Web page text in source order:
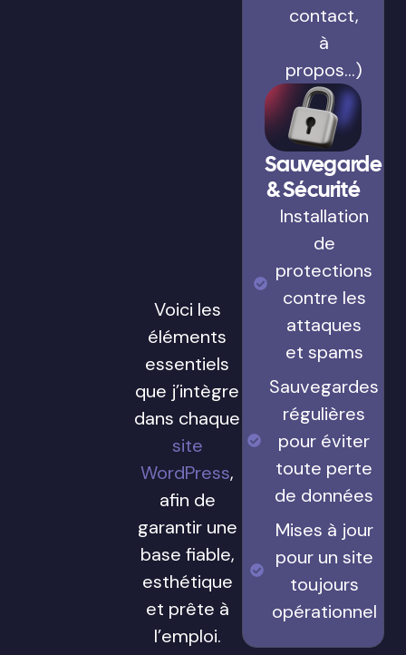
Voici les
éléments
essentiels
que j’intègre
dans chaque
site
WordPress,
afin de
garantir une
base fiable,
esthétique
et prête à
l’emploi.
contact,
à
propos…)
Sauvegarde
& Sécurité
Installation
de
protections
contre les
attaques
et spams
Sauvegardes
régulières
pour éviter
toute perte
de données
Mises à jour
pour un site
toujours
opérationnel